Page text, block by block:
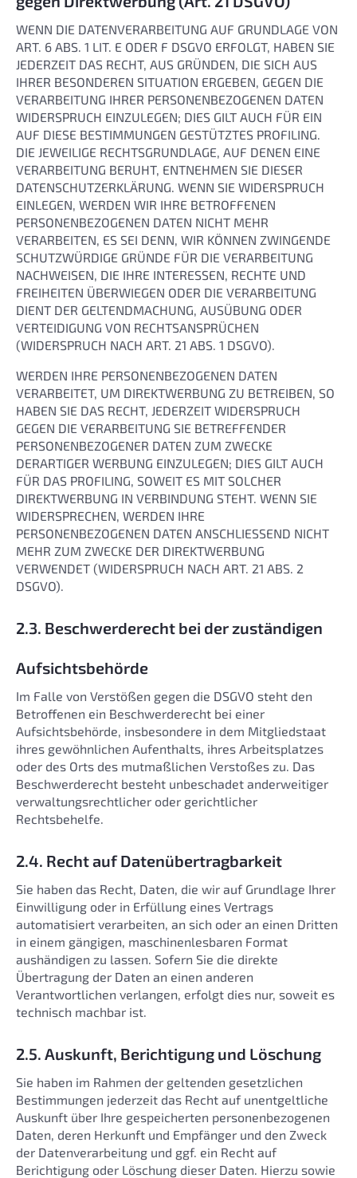
WENN DIE DATENVERARBEITUNG AUF GRUNDLAGE VON
ART. 6 ABS. 1 LIT. E ODER F DSGVO ERFOLGT, HABEN SIE
JEDERZEIT DAS RECHT, AUS GRÜNDEN, DIE SICH AUS
IHRER BESONDEREN SITUATION ERGEBEN, GEGEN DIE
VERARBEITUNG IHRER PERSONENBEZOGENEN DATEN
WIDERSPRUCH EINZULEGEN; DIES GILT AUCH FÜR EIN
AUF DIESE BESTIMMUNGEN GESTÜTZTES PROFILING.
DIE JEWEILIGE RECHTSGRUNDLAGE, AUF DENEN EINE
VERARBEITUNG BERUHT, ENTNEHMEN SIE DIESER
DATENSCHUTZERKLÄRUNG. WENN SIE WIDERSPRUCH
EINLEGEN, WERDEN WIR IHRE BETROFFENEN
PERSONENBEZOGENEN DATEN NICHT MEHR
VERARBEITEN, ES SEI DENN, WIR KÖNNEN ZWINGENDE
SCHUTZWÜRDIGE GRÜNDE FÜR DIE VERARBEITUNG
NACHWEISEN, DIE IHRE INTERESSEN, RECHTE UND
FREIHEITEN ÜBERWIEGEN ODER DIE VERARBEITUNG
DIENT DER GELTENDMACHUNG, AUSÜBUNG ODER
VERTEIDIGUNG VON RECHTSANSPRÜCHEN
(WIDERSPRUCH NACH ART. 21 ABS. 1 DSGVO).
WERDEN IHRE PERSONENBEZOGENEN DATEN
VERARBEITET, UM DIREKTWERBUNG ZU BETREIBEN, SO
HABEN SIE DAS RECHT, JEDERZEIT WIDERSPRUCH
GEGEN DIE VERARBEITUNG SIE BETREFFENDER
PERSONENBEZOGENER DATEN ZUM ZWECKE
DERARTIGER WERBUNG EINZULEGEN; DIES GILT AUCH
FÜR DAS PROFILING, SOWEIT ES MIT SOLCHER
DIREKTWERBUNG IN VERBINDUNG STEHT. WENN SIE
WIDERSPRECHEN, WERDEN IHRE
PERSONENBEZOGENEN DATEN ANSCHLIESSEND NICHT
MEHR ZUM ZWECKE DER DIREKTWERBUNG
VERWENDET (WIDERSPRUCH NACH ART. 21 ABS. 2
DSGVO).
2.3. Beschwerderecht bei der zuständigen
Aufsichtsbehörde
Im Falle von Verstößen gegen die DSGVO steht den
Betroffenen ein Beschwerderecht bei einer
Aufsichtsbehörde, insbesondere in dem Mitgliedstaat
ihres gewöhnlichen Aufenthalts, ihres Arbeitsplatzes
oder des Orts des mutmaßlichen Verstoßes zu. Das
Beschwerderecht besteht unbeschadet anderweitiger
verwaltungsrechtlicher oder gerichtlicher
Rechtsbehelfe.
2.4. Recht auf Datenübertragbarkeit
Sie haben das Recht, Daten, die wir auf Grundlage Ihrer
Einwilligung oder in Erfüllung eines Vertrags
automatisiert verarbeiten, an sich oder an einen Dritten
in einem gängigen, maschinenlesbaren Format
aushändigen zu lassen. Sofern Sie die direkte
Übertragung der Daten an einen anderen
Verantwortlichen verlangen, erfolgt dies nur, soweit es
technisch machbar ist.
2.5. Auskunft, Berichtigung und Löschung
Sie haben im Rahmen der geltenden gesetzlichen
Bestimmungen jederzeit das Recht auf unentgeltliche
Auskunft über Ihre gespeicherten personenbezogenen
Daten, deren Herkunft und Empfänger und den Zweck
der Datenverarbeitung und ggf. ein Recht auf
Berichtigung oder Löschung dieser Daten. Hierzu sowie